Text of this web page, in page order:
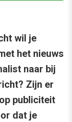
wil je
het nieuws
naar bij
Zijn er
publiciteit
dat je